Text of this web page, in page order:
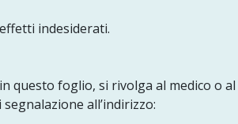
indesiderati.
questo foglio, si rivolga al medico o
all’indirizzo: